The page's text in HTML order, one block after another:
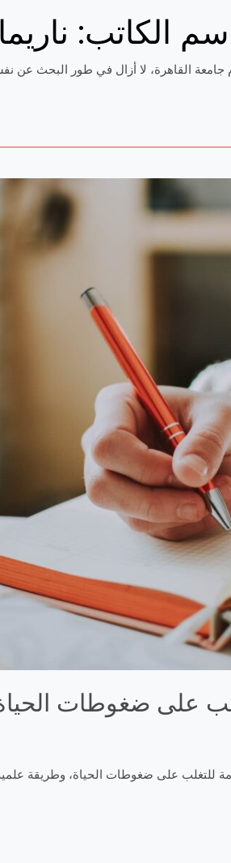
الكاتب:
جامعة القاهرة، لا أزال في طور البحث عن
على ضغوطات
للتغلب على ضغوطات الحياة، وطريقة